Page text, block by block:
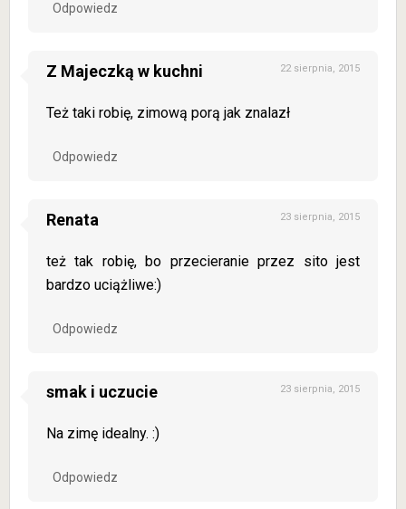
Odpowiedz
Z Majeczką w kuchni 22 sierpnia, 2015
Też taki robię, zimową porą jak znalazł
Odpowiedz
Renata 23 sierpnia, 2015
też tak robię, bo przecieranie przez sito jest
bardzo uciążliwe:)
Odpowiedz
smak i uczucie 23 sierpnia, 2015
Na zimę idealny. :)
Odpowiedz